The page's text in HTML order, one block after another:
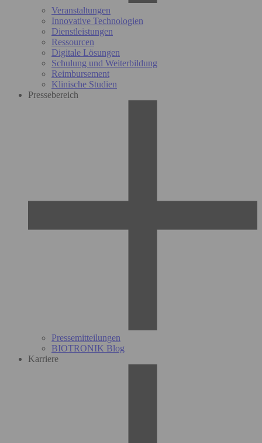
Veranstaltungen
Innovative Technologien
Dienstleistungen
Ressourcen
Digitale Lösungen
Schulung und Weiterbildung
Reimbursement
Klinische Studien
Pressebereich
Pressemitteilungen
BIOTRONIK Blog
Karriere